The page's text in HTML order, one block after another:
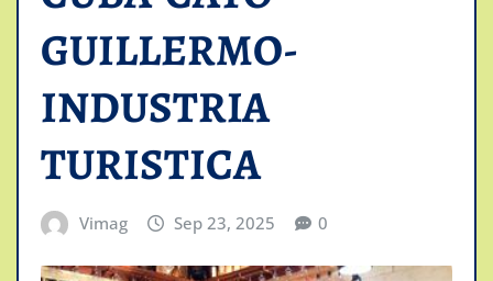
GUILLERMO-
INDUSTRIA
TURISTICA
Vimag Sep 23, 2025 0